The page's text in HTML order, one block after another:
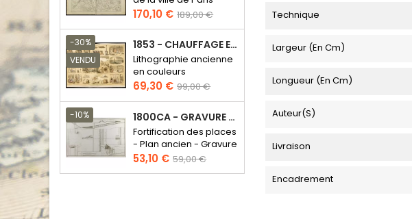
Odéon - Sorbonne
Prix
170,10 € Prix
de
base
189,00 €
-30%
VENDU
1853 - CHAUFFAGE ET ÉCLAIRAGE (LITHOGRAPHIE)
Lithographie ancienne
en couleurs
Prix
69,30 € Prix
de
base
99,00 €
-10% 1800CA - GRAVURE ARCHITECTURE MILITAIRE - ATTAQUE ET DÉFENSE
Fortification des places
- Plan ancien - Gravure
en taille douce
Prix
53,10 € Prix
de
59,00 €
Technique
Largeur (en Cm)
Longueur (en Cm)
Auteur(s)
Livraison
Encadrement